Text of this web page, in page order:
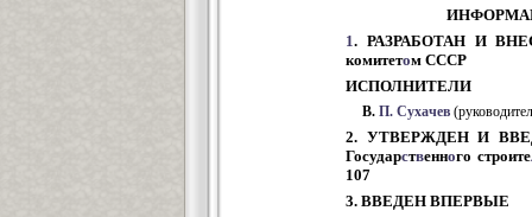
1. РАЗРАБОТАН И
комитетом СССР
ИСПОЛНИТЕЛИ
В. П. Сухачев
2. УТВЕРЖДЕН И
Государственного строите
107
3. ВВЕДЕН ВПЕРВЫЕ